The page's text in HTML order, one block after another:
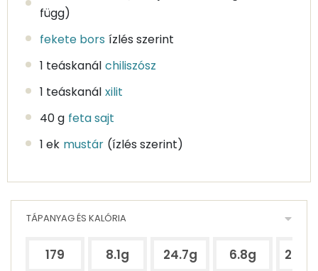
függ)
fekete bors ízlés szerint
1 teáskanál chiliszósz
1 teáskanál xilit
40 g feta sajt
1 ek mustár (ízlés szerint)
TÁPANYAG ÉS KALÓRIA
179 8.1g 24.7g 6.8g